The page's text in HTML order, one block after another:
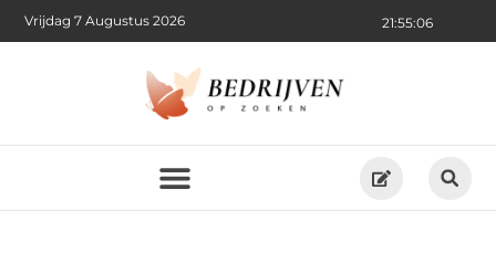
21:55:06
Vrijdag 7 Augustus 2026